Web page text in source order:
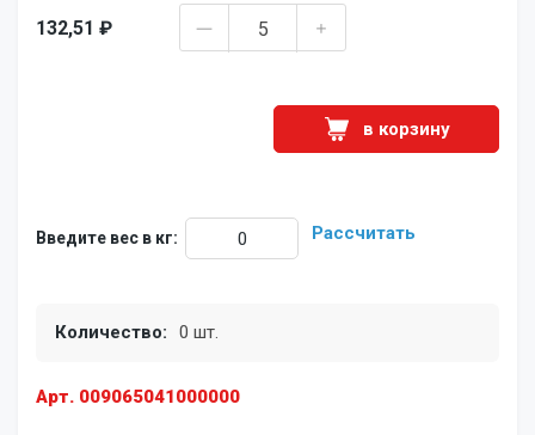
Арт. 009065041000000
132,51 ₽
в корзину
Введите вес в кг: Рассчитать
Количество: 0 шт.